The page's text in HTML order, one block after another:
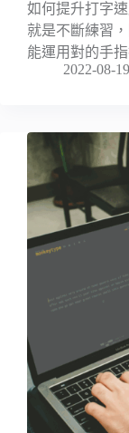
如何提升打字
就是不斷練習
能運用對的手
2022-08-19